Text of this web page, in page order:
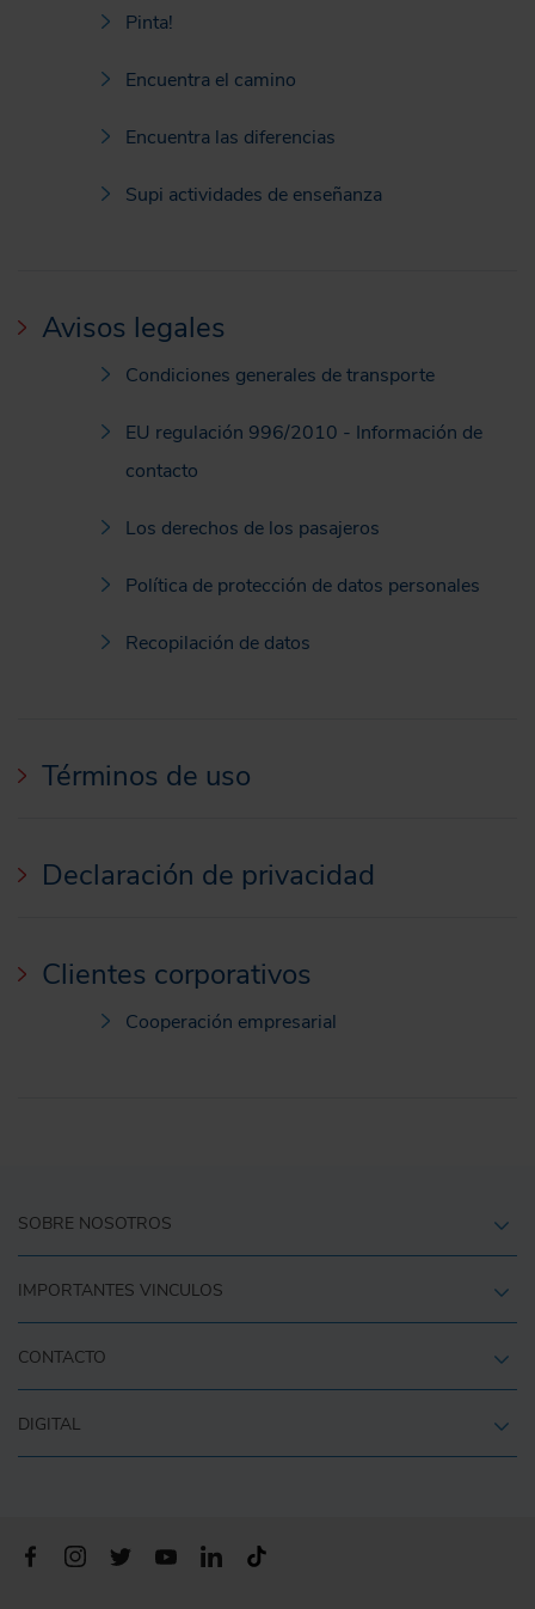
Pinta!
Encuentra el camino
Encuentra las diferencias
Supi actividades de enseñanza
Avisos legales
Condiciones generales de transporte
EU regulación 996/2010 - Información de
contacto
Los derechos de los pasajeros
Política de protección de datos personales
Recopilación de datos
Términos de uso
Declaración de privacidad
Clientes corporativos
Cooperación empresarial
SOBRE NOSOTROS
IMPORTANTES VINCULOS
CONTACTO
DIGITAL